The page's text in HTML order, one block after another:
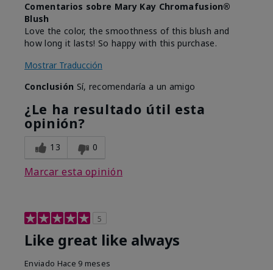
Comentarios sobre Mary Kay Chromafusion®
Blush
Love the color, the smoothness of this blush and
how long it lasts! So happy with this purchase.
Mostrar Traducción
Conclusión Sí, recomendaría a un amigo
¿Le ha resultado útil esta
opinión?
13 0
Marcar esta opinión
5
Like great like always
Enviado Hace 9 meses